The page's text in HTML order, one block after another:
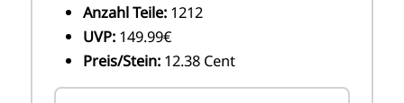
Anzahl Teile:1212
UVP:149.99€
Preis/Stein:12.38 Cent